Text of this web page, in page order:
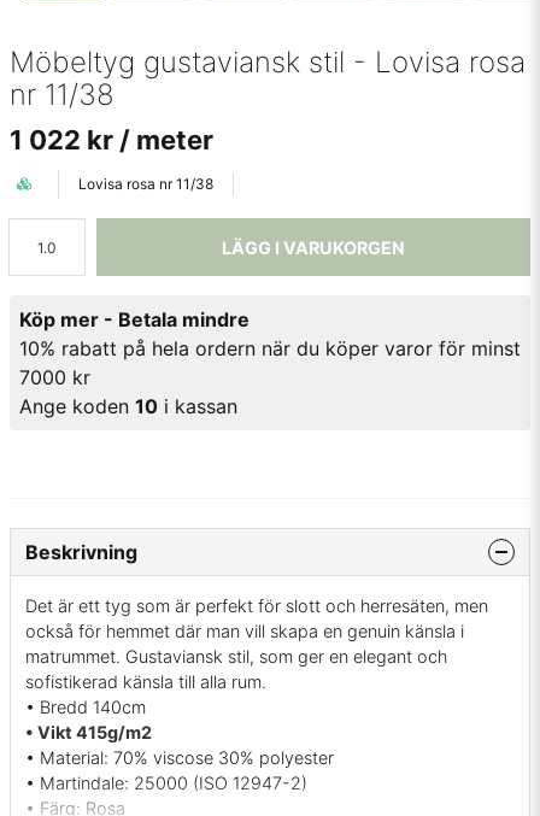
Möbeltyg gustaviansk stil - Lovisa rosa
nr 11/38
1 022 kr / meter
Lovisa rosa nr 11/38
LÄGG I VARUKORGEN
Köp mer - Betala mindre
10% rabatt på hela ordern när du köper varor för minst
7000 kr
Ange koden 10 i kassan
Beskrivning
Det är ett tyg som är perfekt för slott och herresäten, men
också för hemmet där man vill skapa en genuin känsla i
matrummet. Gustaviansk stil, som ger en elegant och
sofistikerad känsla till alla rum.
• Bredd 140cm
• Vikt 415g/m2
• Material: 70% viscose 30% polyester
• Martindale: 25000 (ISO 12947-2)
• Färg: Rosa